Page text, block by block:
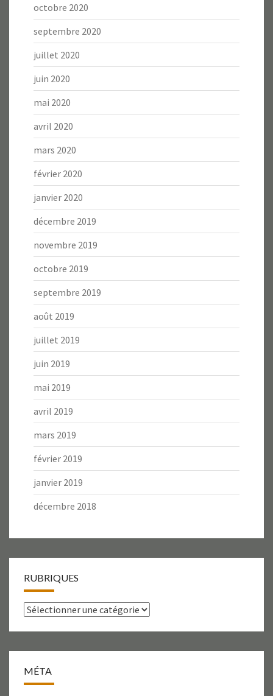
octobre 2020
septembre 2020
juillet 2020
juin 2020
mai 2020
avril 2020
mars 2020
février 2020
janvier 2020
décembre 2019
novembre 2019
octobre 2019
septembre 2019
août 2019
juillet 2019
juin 2019
mai 2019
avril 2019
mars 2019
février 2019
janvier 2019
décembre 2018
RUBRIQUES
Rubriques
MÉTA